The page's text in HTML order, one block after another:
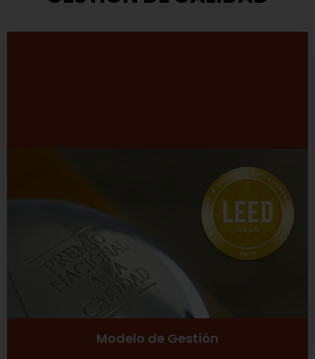
Modelo de Gestión
TASA ha adoptado el modelo que propone el Premio
Nacional a la Calidad.